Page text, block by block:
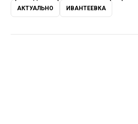
АКТУАЛЬНО ИВАНТЕЕВКА